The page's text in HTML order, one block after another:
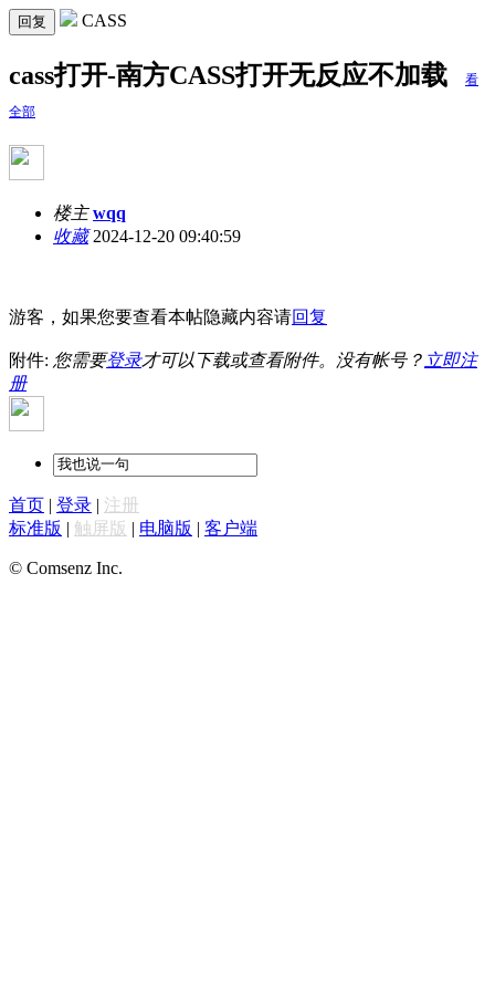
回复 CASS
cass打开-南方CASS打开无反应不加载 看
全部
楼主 wqq
收藏2024-12-20 09:40:59
游客，如果您要查看本帖隐藏内容请回复
附件: 您需要登录才可以下载或查看附件。没有帐号？ 立即注
册
首页 | 登录 | 注册
标准版 | 触屏版 | 电脑版 | 客户端
© Comsenz Inc.